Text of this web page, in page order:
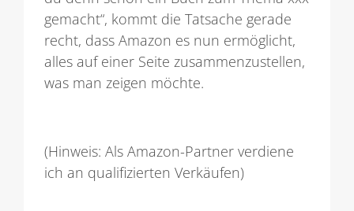
gemacht“, kommt die Tatsache gerade
recht, dass Amazon es nun ermöglicht,
alles auf einer Seite zusammenzustellen,
was man zeigen möchte.
(Hinweis: Als Amazon-Partner verdiene
ich an qualifizierten Verkäufen)